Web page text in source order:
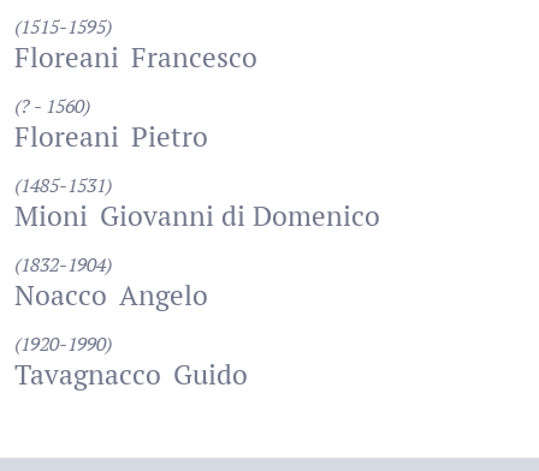
(1515-1595)
Floreani Francesco
(? - 1560)
Floreani Pietro
(1485-1531)
Mioni Giovanni di Domenico
(1832-1904)
Noacco Angelo
(1920-1990)
Tavagnacco Guido